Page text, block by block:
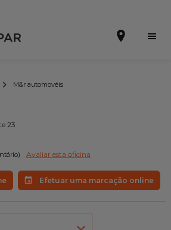
online
M&r automovéis
23
Avaliar esta oficina
Efetuar uma marcação online